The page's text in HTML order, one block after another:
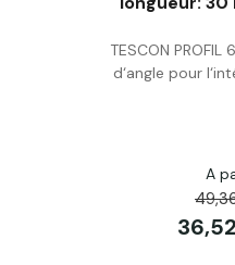
TESCON
d‘angle pour
A